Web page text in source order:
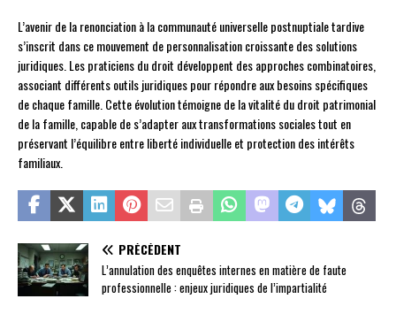
L’avenir de la renonciation à la communauté universelle postnuptiale tardive
s’inscrit dans ce mouvement de personnalisation croissante des solutions
juridiques. Les praticiens du droit développent des approches combinatoires,
associant différents outils juridiques pour répondre aux besoins spécifiques
de chaque famille. Cette évolution témoigne de la vitalité du droit patrimonial
de la famille, capable de s’adapter aux transformations sociales tout en
préservant l’équilibre entre liberté individuelle et protection des intérêts
familiaux.
PRÉCÉDENT
L’annulation des enquêtes internes en matière de faute
professionnelle : enjeux juridiques de l’impartialité